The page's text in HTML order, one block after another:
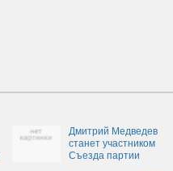
Дмитрий Медведев
станет участником
Съезда партии